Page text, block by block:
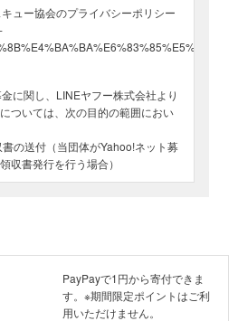
ュー協会のプライバシーポリシー
に関し、LINEヤフー株式会社より
ついては、次の目的の範囲におい
書の送付（当団体がYahoo!ネット募
収書発行を行う場合）
PayPayで1円から寄付できま
す。※期間限定ポイントはご利
用いただけません。